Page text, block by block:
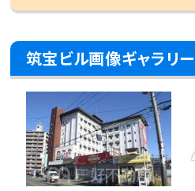
筑宝ビル画像ギャラリー